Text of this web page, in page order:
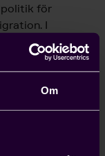
Om
för
I
syn på
upp hans
gick under
att rulla”.